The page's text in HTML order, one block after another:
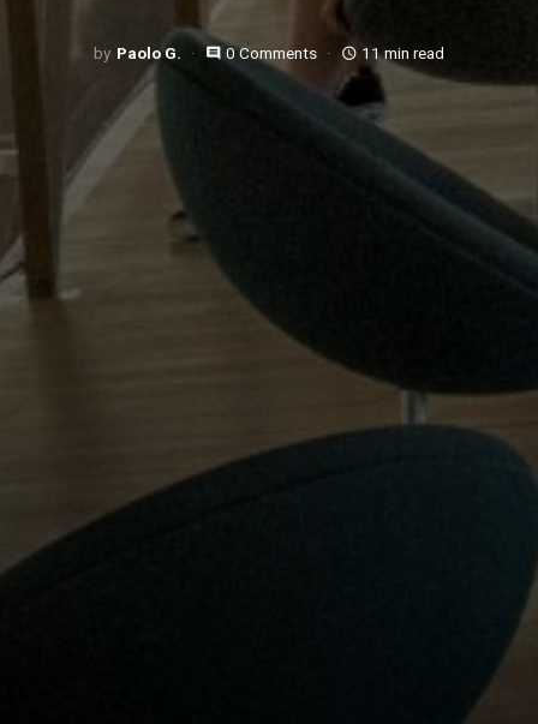
Paolo G. comment 0 Comments access_time 11 min read